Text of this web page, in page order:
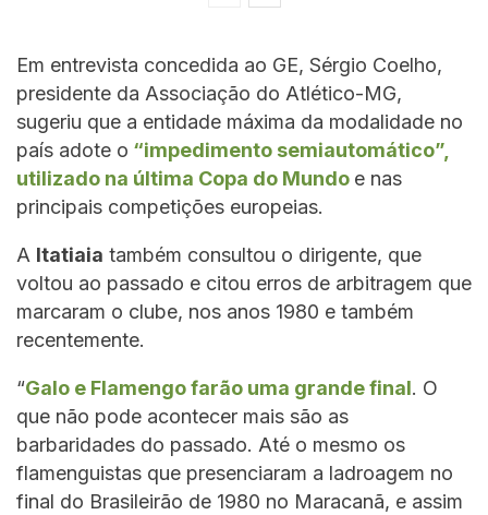
Em entrevista concedida ao GE, Sérgio Coelho,
presidente da Associação do Atlético-MG,
sugeriu que a entidade máxima da modalidade no
país adote o “impedimento semiautomático”,
utilizado na última Copa do Mundo e nas
principais competições europeias.
A Itatiaia também consultou o dirigente, que
voltou ao passado e citou erros de arbitragem que
marcaram o clube, nos anos 1980 e também
recentemente.
“Galo e Flamengo farão uma grande final. O
que não pode acontecer mais são as
barbaridades do passado. Até o mesmo os
flamenguistas que presenciaram a ladroagem no
final do Brasileirão de 1980 no Maracanã, e assim